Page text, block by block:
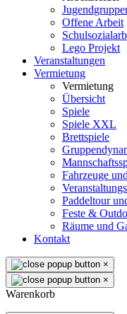
Offene Arbeit
Lego Projekt
Veranstaltungen
Vermietung
Vermietung
Übersicht
Spiele
Spiele XXL
Brettspiele
Fahrzeuge
Paddeltour
Feste &
Räume und
Kontakt
×
×
Warenkorb